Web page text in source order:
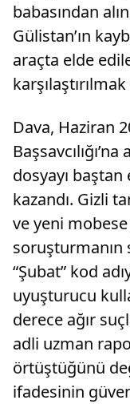
babasından
Gülistan’ın
araçta elde
Dava, Haziran
dosyayı
kazandı. Gizli
ve yeni
“Şubat” kod
uyuşturucu
derece ağır
adli uzman
örtüştüğünü
ifadesinin